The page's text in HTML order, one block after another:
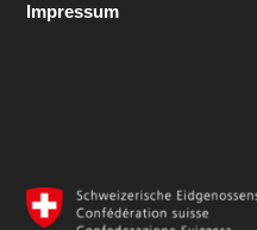
Impressum